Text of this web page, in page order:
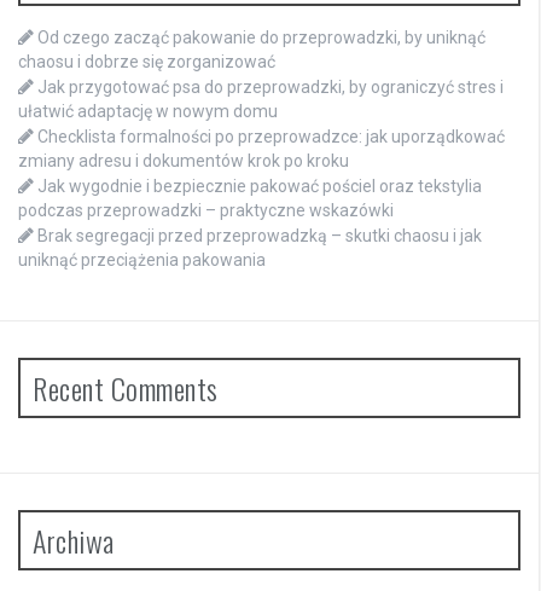
Od czego zacząć pakowanie do przeprowadzki, by uniknąć
chaosu i dobrze się zorganizować
Jak przygotować psa do przeprowadzki, by ograniczyć stres i
ułatwić adaptację w nowym domu
Checklista formalności po przeprowadzce: jak uporządkować
zmiany adresu i dokumentów krok po kroku
Jak wygodnie i bezpiecznie pakować pościel oraz tekstylia
podczas przeprowadzki – praktyczne wskazówki
Brak segregacji przed przeprowadzką – skutki chaosu i jak
uniknąć przeciążenia pakowania
Recent Comments
Archiwa